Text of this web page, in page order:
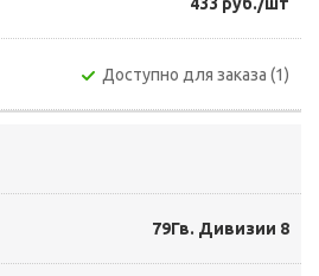
Доступно для заказа (1)
79Гв. Дивизии 8